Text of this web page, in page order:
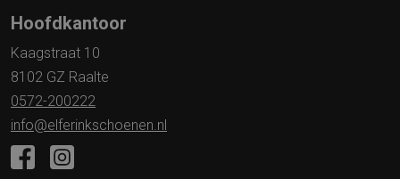
Hoofdkantoor
Kaagstraat 10
8102 GZ Raalte
0572-200222
info@elferinkschoenen.nl